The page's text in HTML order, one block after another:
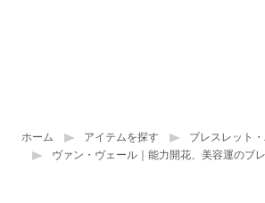
ホーム アイテムを探す
ブレスレット
ヴァン・ヴェール｜能力開花、美容運のブ